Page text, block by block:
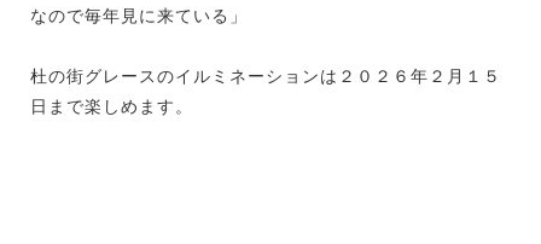
なので毎年見に来ている」
杜の街グレースのイルミネーションは２０２６年２月１５
日まで楽しめます。